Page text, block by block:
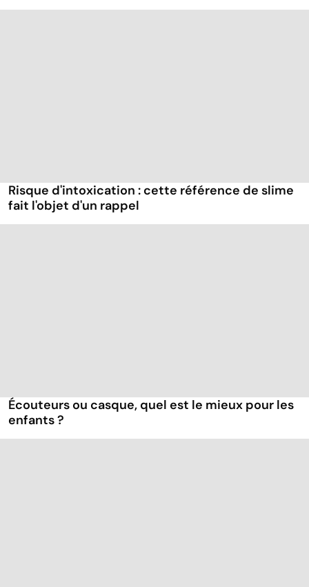
Risque d'intoxication : cette référence de slime
fait l'objet d'un rappel
Écouteurs ou casque, quel est le mieux pour les
enfants ?